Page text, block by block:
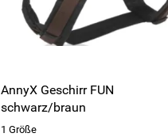
AnnyX Geschirr FUN
schwarz/braun
1 Größe